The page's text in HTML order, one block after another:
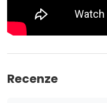
Recenze